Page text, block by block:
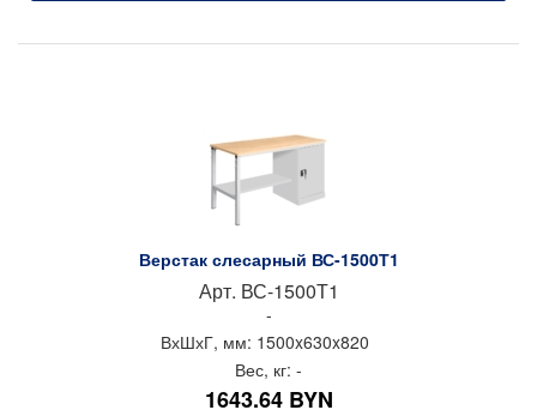
Верстак слесарный ВС-1500Т1
Арт. ВС-1500Т1
-
ВхШхГ, мм: 1500x630x820
Вес, кг: -
1643.64 BYN